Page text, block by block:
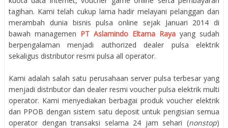
tagihan. Kami telah cukup lama hadir melayani pelanggan dan
merambah dunia bisnis pulsa online sejak Januari 2014 di
bawah managemen PT Aslamindo Eltama Raya yang sudah
berpengalaman menjadi authorized dealer pulsa elektrik
sekaligus distributor resmi pulsa all operator.
Kami adalah salah satu perusahaan server pulsa terbesar yang
menjadi distributor dan dealer resmi voucher pulsa elektrik multi
operator. Kami menyediakan berbagai produk voucher elektrik
dan PPOB dengan sistem satu deposit untuk pengisian semua
operator dengan transaksi selama 24 jam sehari (nonstop)